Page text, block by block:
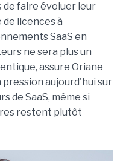
faire évoluer leur
de licences à
SaaS en
ne sera plus un
assure Oriane
pression aujourd'hui sur
de SaaS, même si
restent plutôt